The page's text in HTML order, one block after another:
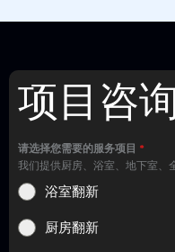
项目咨询
请选择您需要的服务项目 *
我们提供厨房、浴室、地下室、
浴室翻新
厨房翻新